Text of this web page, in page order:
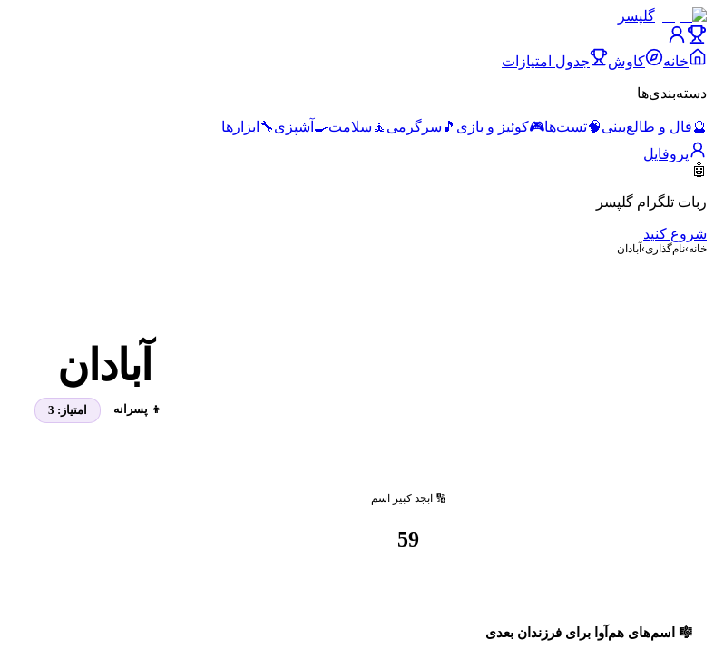
گلپسر
خانه کاوش جدول امتیازات
دسته‌بندی‌ها
🔮فال و طالع‌بینی🧠تست‌ها🎮کوئیز و بازی 🎵 سرگرمی 🧘 سلامت🍳 آشپزی🔧 ابزارها
پروفایل
🤖
ربات تلگرام گلپسر
شروع کنید
خانه›نام‌گذاری› آبادان
آبادان
👦 پسرانه امتیاز: 3
🔢 ابجد کبیر اسم
59
🎼 اسم‌های هم‌آوا برای فرزندان بعدی